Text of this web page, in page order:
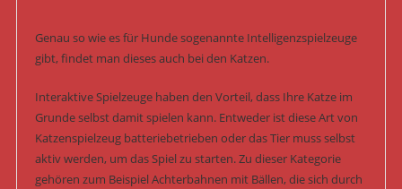
Genau so wie es für Hunde sogenannte Intelligenzspielzeuge
gibt, findet man dieses auch bei den Katzen.
Interaktive Spielzeuge haben den Vorteil, dass Ihre Katze im
Grunde selbst damit spielen kann. Entweder ist diese Art von
Katzenspielzeug batteriebetrieben oder das Tier muss selbst
aktiv werden, um das Spiel zu starten. Zu dieser Kategorie
gehören zum Beispiel Achterbahnen mit Bällen, die sich durch